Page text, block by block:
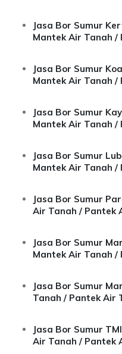
Jasa Bor Sumur
Mantek Air Tanah /
Jasa Bor Sumur
Mantek Air Tanah /
Jasa Bor Sumur
Mantek Air Tanah /
Jasa Bor Sumur
Mantek Air Tanah /
Jasa Bor Sumur
Air Tanah / Pantek
Jasa Bor Sumur
Mantek Air Tanah /
Jasa Bor Sumur
Tanah / Pantek Air
Jasa Bor Sumur
Air Tanah / Pantek